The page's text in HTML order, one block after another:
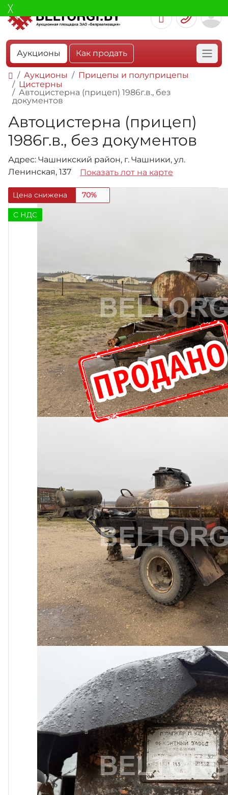
Аукционы Как продать
Аукционы
Прицепы и полуприцепы
Цистерны
Автоцистерна (прицеп) 1986г.в., без
документов
Автоцистерна (прицеп)
1986г.в., без документов
Адрес: Чашникский район, г. Чашники, ул.
Ленинская, 137
Показать лот на карте
Цена снижена 70%
C НДС